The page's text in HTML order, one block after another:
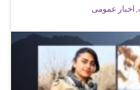
اخبار عمومی